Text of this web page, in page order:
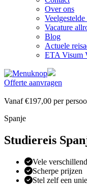
Over ons
Veelgestelde
Vacature
Blog
Actuele
ETA Visum
Offerte aanvragen
Vanaf €197,00 per
Spanje
Studiereis
Vele
Scherpe prijzen
Stel zelf een